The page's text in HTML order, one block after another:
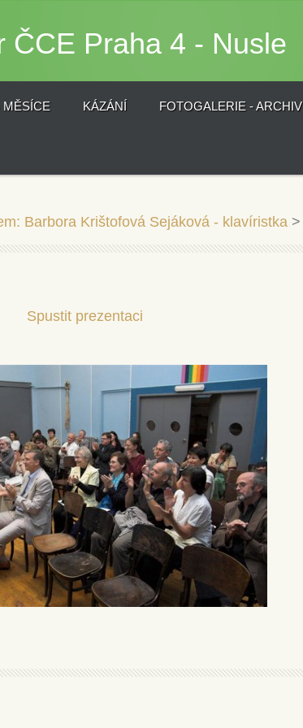
ČCE Praha 4 - Nusle
MĚSÍCE KÁZÁNÍ FOTOGALERIE - ARCHIV
Barbora Krištofová Sejáková - klavíristka >
Spustit prezentaci